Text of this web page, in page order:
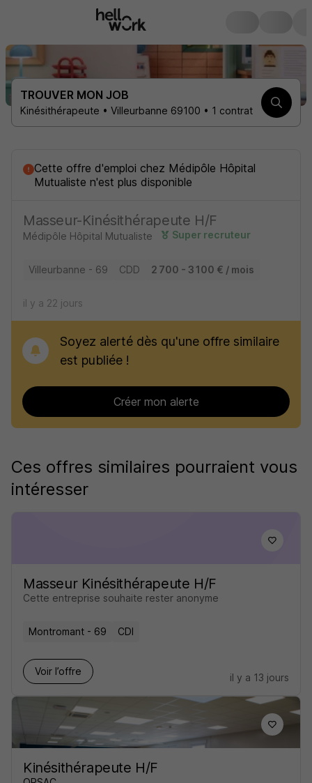
TROUVER MON JOB
Kinésithérapeute • Villeurbanne 69100 • 1 contrat
Cette offre d'emploi chez Médipôle Hôpital
Mutualiste n'est plus disponible
Masseur-Kinésithérapeute H/F
Médipôle Hôpital Mutualiste Super recruteur
Villeurbanne - 69 CDD 2 700 - 3 100 € / mois
il y a 22 jours
Soyez alerté dès qu'une offre similaire
est publiée !
Créer mon alerte
Ces offres similaires pourraient vous
intéresser
Masseur Kinésithérapeute H/F
Cette entreprise souhaite rester anonyme
Montromant - 69 CDI
Voir l’offre
il y a 13 jours
Kinésithérapeute H/F